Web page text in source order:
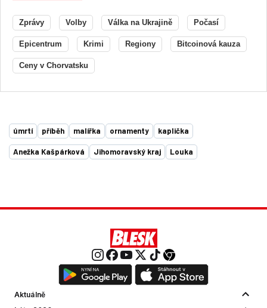
Zprávy Volby Válka na Ukrajině Počasí
Epicentrum Krimi Regiony Bitcoinová kauza
Ceny v Chorvatsku
úmrtí příběh malířka ornamenty kaplička
Anežka Kašpárková Jihomoravský kraj Louka
Aktuálně